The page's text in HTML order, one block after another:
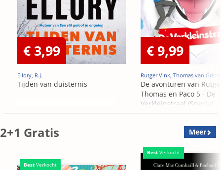
€ 3,99
Ellory, R.J.
Tijden van duisternis
€ 9,99
Rutger Vink, Thomas van
De avonturen van
Thomas en Paco 5 - De
Verkleinstraal (Special
2+1 Gratis Meer
Best Verkocht
Best Verkocht